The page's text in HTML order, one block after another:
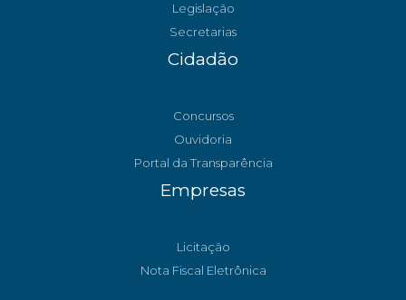
Legislação
Secretarias
Cidadão
Concursos
Ouvidoria
Portal da Transparência
Empresas
Licitação
Nota Fiscal Eletrônica